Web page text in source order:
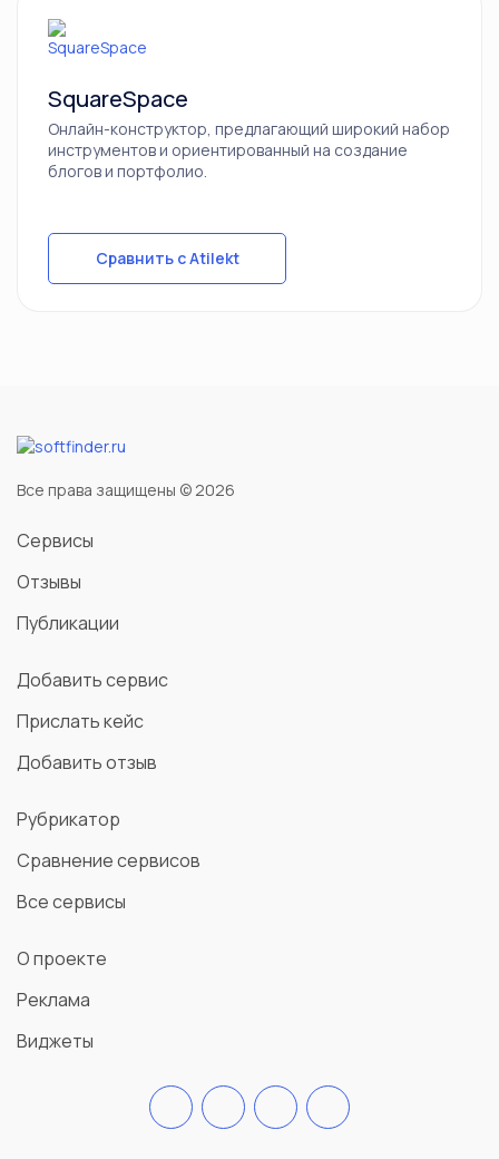
SquareSpace
Онлайн-конструктор, предлагающий широкий набор
инструментов и ориентированный на создание
блогов и портфолио.
Сравнить с Atilekt
Все права защищены © 2026
Сервисы
Отзывы
Публикации
Добавить сервис
Прислать кейс
Добавить отзыв
Рубрикатор
Сравнение сервисов
Все сервисы
О проекте
Реклама
Виджеты